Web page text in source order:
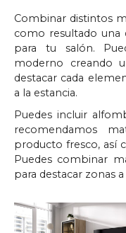
Combinar distintos
como resultado una
para tu salón.
moderno creando
destacar cada
a la estancia.
Puedes incluir
recomendamos
producto fresco, así
Puedes combinar
para destacar zonas